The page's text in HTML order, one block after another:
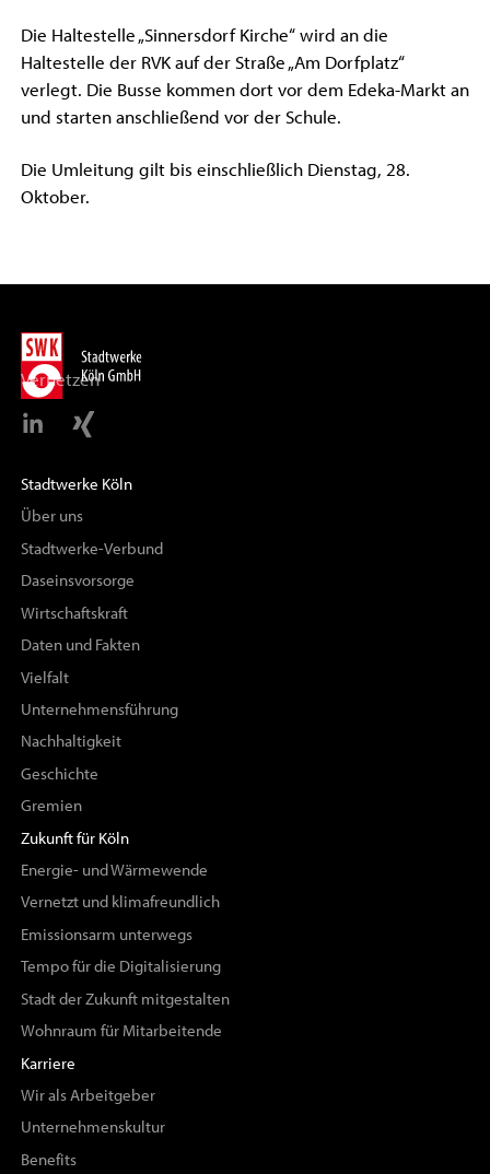
Die Haltestelle „Sinnersdorf Kirche“ wird an die
Haltestelle der RVK auf der Straße „Am Dorfplatz“
verlegt. Die Busse kommen dort vor dem Edeka-Markt an
und starten anschließend vor der Schule.
Die Umleitung gilt bis einschließlich Dienstag, 28.
Oktober.
Vernetzen
Stadtwerke Köln
Über uns
Stadtwerke-Verbund
Daseinsvorsorge
Wirtschaftskraft
Daten und Fakten
Vielfalt
Unternehmensführung
Nachhaltigkeit
Geschichte
Gremien
Zukunft für Köln
Energie- und Wärmewende
Vernetzt und klimafreundlich
Emissionsarm unterwegs
Tempo für die Digitalisierung
Stadt der Zukunft mitgestalten
Wohnraum für Mitarbeitende
Karriere
Wir als Arbeitgeber
Unternehmenskultur
Benefits